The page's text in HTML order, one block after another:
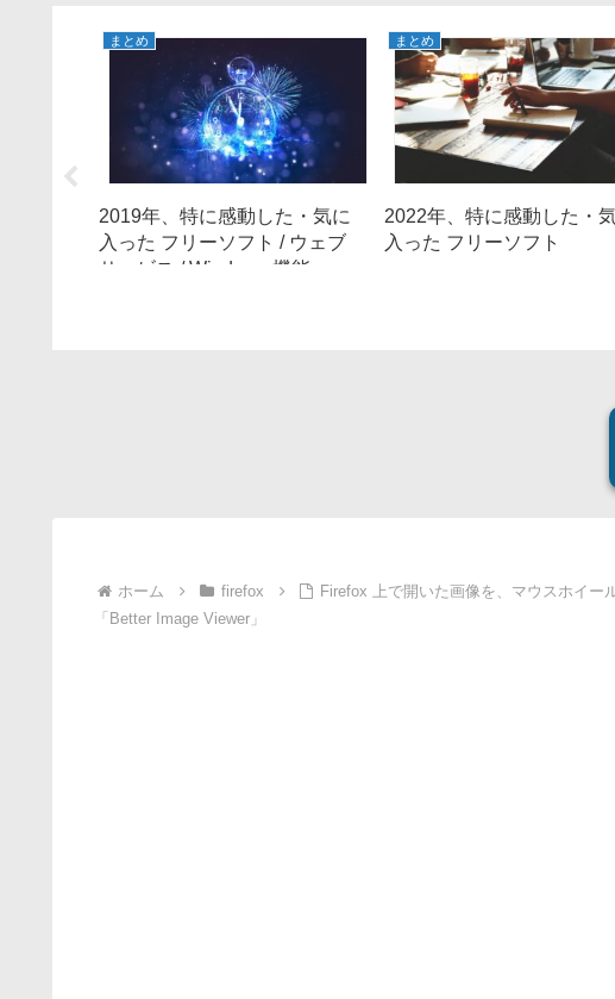
まとめ
2019年、特に感動した・気に
入った フリーソフト / ウェブ
サービス / Windows 機能
まとめ
2022年、特に感動した・
入った フリーソフト
ホーム firefox
Firefox 上で開いた画像を、マウスホイー
「Better Image Viewer」